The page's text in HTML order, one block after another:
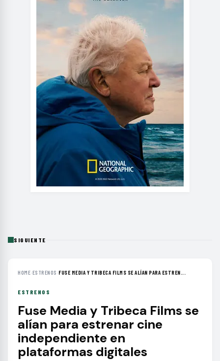
SIGUIENTE
HOME›ESTRENOS ›FUSE MEDIA Y TRIBECA FILMS SE ALÍAN PARA ESTREN...
ESTRENOS
Fuse Media y Tribeca Films se
alían para estrenar cine
independiente en
plataformas digitales